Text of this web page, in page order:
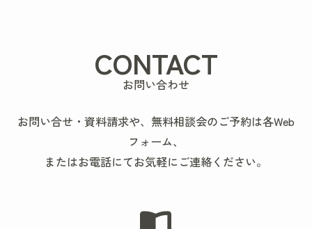
CONTACT
お問い合わせ
お問い合せ・資料請求や、無料相談会のご予約は各Web
フォーム、
またはお電話にてお気軽にご連絡ください。